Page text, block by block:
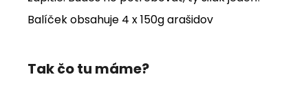
Balíček obsahuje 4 x 150g arašidov
Tak čo tu máme?